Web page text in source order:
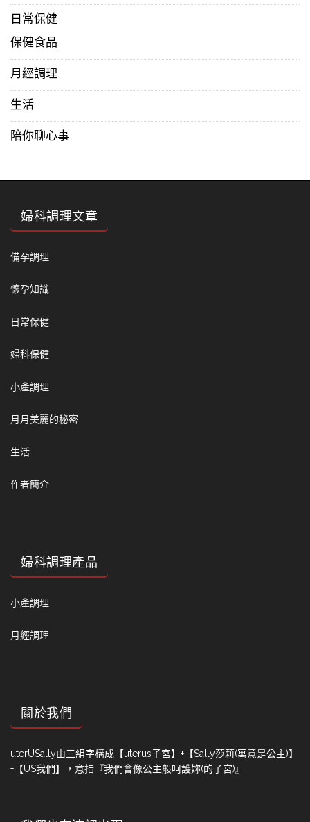
日常保健
保健食品
月經調理
生活
陪你聊心事
婦科調理文章
備孕調理
懷孕知識
日常保健
婦科保健
小產調理
月月美麗的秘密
生活
作者簡介
婦科調理產品
小產調理
月經調理
關於我們
uterUSally由三組字構成【uterus子宮】+【Sally莎莉(寓意是公主)】
+【US我們】，意指『我們會像公主般呵護妳(的子宮)』